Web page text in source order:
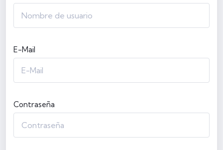
E-Mail
Contraseña